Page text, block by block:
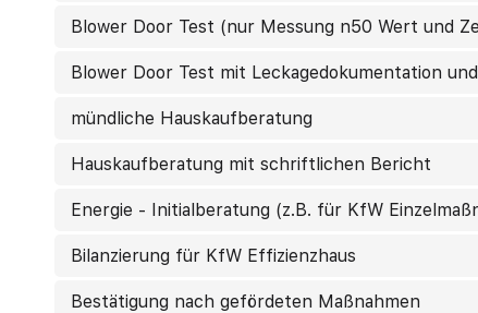
Blower Door Test (nur Messung n50 Wert und
Blower Door Test mit Leckagedokumentation
mündliche Hauskaufberatung
Hauskaufberatung mit schriftlichen Bericht
Energie - Initialberatung (z.B. für KfW
Bilanzierung für KfW Effizienzhaus
Bestätigung nach gefördeten Maßnahmen